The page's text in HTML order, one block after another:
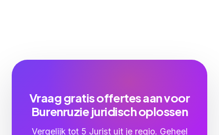
Vraag gratis offertes aan voor
Burenruzie juridisch oplossen
Vergelijk tot 5 Jurist uit je regio. Geheel